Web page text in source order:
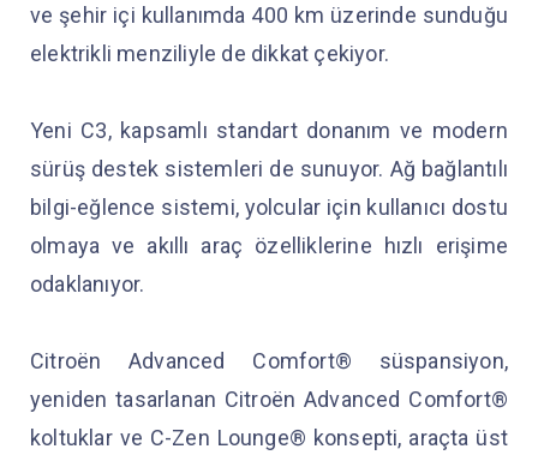
ve şehir içi kullanımda 400 km üzerinde sunduğu
elektrikli menziliyle de dikkat çekiyor.
Yeni C3, kapsamlı standart donanım ve modern
sürüş destek sistemleri de sunuyor. Ağ bağlantılı
bilgi-eğlence sistemi, yolcular için kullanıcı dostu
olmaya ve akıllı araç özelliklerine hızlı erişime
odaklanıyor.
Citroën Advanced Comfort® süspansiyon,
yeniden tasarlanan Citroën Advanced Comfort®
koltuklar ve C-Zen Lounge® konsepti, araçta üst